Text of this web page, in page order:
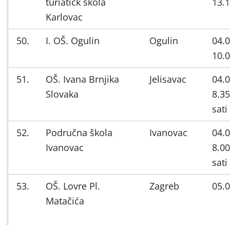
Karlovac
50. I. OŠ. Ogulin Ogulin
51.
OŠ. Ivana Brnjika
Slovaka
Jelisavac
sati
52.
Područna škola
Ivanovac
Ivanovac
sati
53.
OŠ. Lovre Pl.
Matačića
Zagreb